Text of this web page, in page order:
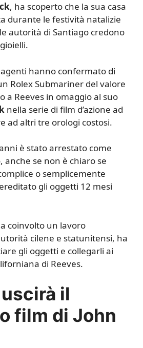
, ha scoperto che la sua casa
durante le festività natalizie
autorità di Santiago credono
agenti hanno confermato di
Rolex Submariner del valore
a Reeves in omaggio al suo
nella serie di film d’azione ad
ad altri tre orologi costosi.
è stato arrestato come
anche se non è chiaro se
o semplicemente
gli oggetti 12 mesi
coinvolto un lavoro
cilene e statunitensi, ha
gli oggetti e collegarli ai
di Reeves.
il
film di John